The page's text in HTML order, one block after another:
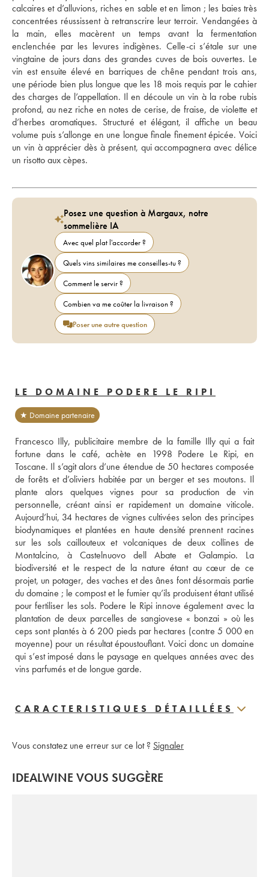
calcaires et d’alluvions, riches en sable et en limon ; les baies très
concentrées réussissent à retranscrire leur terroir. Vendangées à
la main, elles macèrent un temps avant la fermentation
enclenchée par les levures indigènes. Celle-ci s’étale sur une
vingtaine de jours dans des grandes cuves de bois ouvertes. Le
vin est ensuite élevé en barriques de chêne pendant trois ans,
une période bien plus longue que les 18 mois requis par le cahier
des charges de l’appellation. Il en découle un vin à la robe rubis
profond, au nez riche en notes de cerise, de fraise, de violette et
d’herbes aromatiques. Structuré et élégant, il affiche un beau
volume puis s’allonge en une longue finale finement épicée. Voici
un vin à apprécier dès à présent, qui accompagnera avec délice
un risotto aux cèpes.
Posez une question à Margaux, notre
sommelière IA
Avec quel plat l'accorder ?
Quels vins similaires me conseilles-tu ?
Comment le servir ?
Combien va me coûter la livraison ?
Poser une autre question
LE DOMAINE PODERE LE RIPI
★ Domaine partenaire
Francesco Illy, publicitaire membre de la famille Illy qui a fait
fortune dans le café, achète en 1998 Podere Le Ripi, en
Toscane. Il s’agit alors d’une étendue de 50 hectares composée
de forêts et d’oliviers habitée par un berger et ses moutons. Il
plante alors quelques vignes pour sa production de vin
personnelle, créant ainsi er rapidement un domaine viticole.
Aujourd’hui, 34 hectares de vignes cultivées selon des principes
biodynamiques et plantées en haute densité prennent racines
sur les sols caillouteux et volcaniques de deux collines de
Montalcino, à Castelnuovo dell Abate et Galampio. La
biodiversité et le respect de la nature étant au cœur de ce
projet, un potager, des vaches et des ânes font désormais partie
du domaine ; le compost et le fumier qu’ils produisent étant utilisé
pour fertiliser les sols. Podere le Ripi innove également avec la
plantation de deux parcelles de sangiovese « bonzai » où les
ceps sont plantés à 6 200 pieds par hectares (contre 5 000 en
moyenne) pour un résultat époustouflant. Voici donc un domaine
qui s’est imposé dans le paysage en quelques années avec des
vins parfumés et de longue garde.
CARACTERISTIQUES DÉTAILLÉES
Vous constatez une erreur sur ce lot ? Signaler
IDEALWINE VOUS SUGGÈRE